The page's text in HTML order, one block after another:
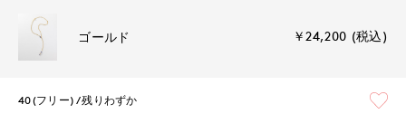
ゴールド ￥24,200 (税込)
40(フリー) 残りわずか